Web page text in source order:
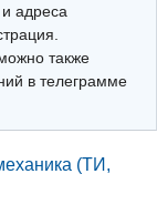
адреса
также
в телеграмме
(ТИ,